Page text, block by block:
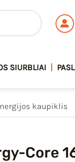
SIURBLIAI
kaupiklis
Core